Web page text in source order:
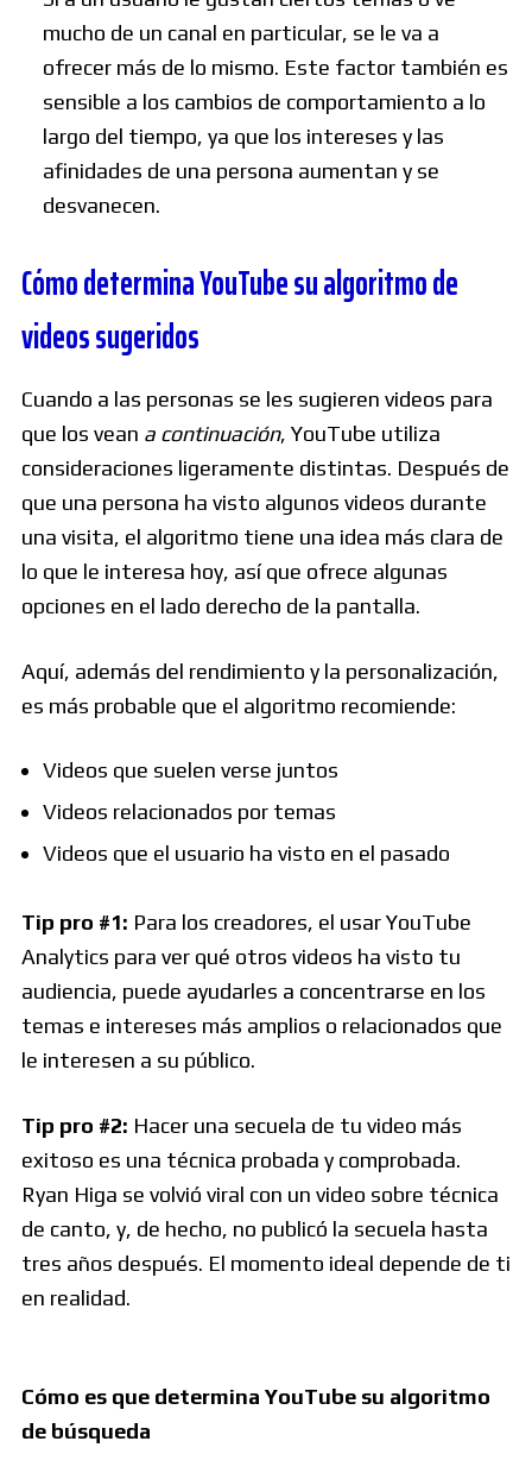
mucho de un canal en particular, se le va a
ofrecer más de lo mismo. Este factor también es
sensible a los cambios de comportamiento a lo
largo del tiempo, ya que los intereses y las
afinidades de una persona aumentan y se
desvanecen.
Cómo determina YouTube su algoritmo de
videos sugeridos
Cuando a las personas se les sugieren videos para
que los vean a continuación, YouTube utiliza
consideraciones ligeramente distintas. Después de
que una persona ha visto algunos videos durante
una visita, el algoritmo tiene una idea más clara de
lo que le interesa hoy, así que ofrece algunas
opciones en el lado derecho de la pantalla.
Aquí, además del rendimiento y la personalización,
es más probable que el algoritmo recomiende:
Videos que suelen verse juntos
Videos relacionados por temas
Videos que el usuario ha visto en el pasado
Tip pro #1: Para los creadores, el usar YouTube
Analytics para ver qué otros videos ha visto tu
audiencia, puede ayudarles a concentrarse en los
temas e intereses más amplios o relacionados que
le interesen a su público.
Tip pro #2: Hacer una secuela de tu video más
exitoso es una técnica probada y comprobada.
Ryan Higa se volvió viral con un video sobre técnica
de canto, y, de hecho, no publicó la secuela hasta
tres años después. El momento ideal depende de ti
en realidad.
Cómo es que determina YouTube su algoritmo
de búsqueda